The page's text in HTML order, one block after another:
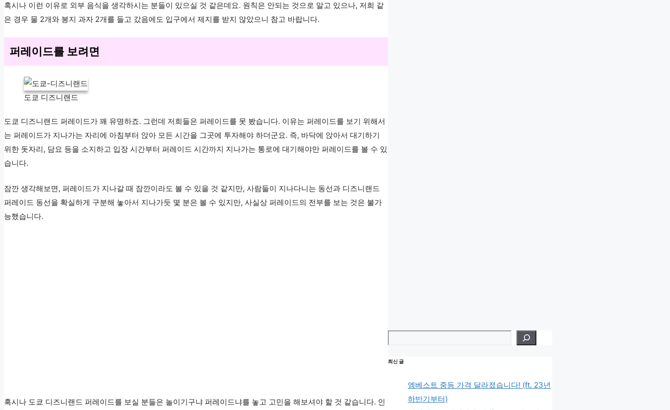
혹시나 이런 이유로 외부 음식을 생각하시는 분들이 있으실 것 같은데요. 원칙은 안되는 것으로 알고 있으나, 저희 같
은 경우 물 2개와 봉지 과자 2개를 들고 갔음에도 입구에서 제지를 받지 않았으니 참고 바랍니다.
퍼레이드를 보려면
도쿄 디즈니랜드
도쿄 디즈니랜드 퍼레이드가 꽤 유명하죠. 그런데 저희들은 퍼레이드를 못 봤습니다. 이유는 퍼레이드를 보기 위해서
는 퍼레이드가 지나가는 자리에 아침부터 앉아 모든 시간을 그곳에 투자해야 하더군요. 즉, 바닥에 앉아서 대기하기
위한 돗자리, 담요 등을 소지하고 입장 시간부터 퍼레이드 시간까지 지나가는 통로에 대기해야만 퍼레이드를 볼 수 있
습니다.
잠깐 생각해보면, 퍼레이드가 지나갈 때 잠깐이라도 볼 수 있을 것 같지만, 사람들이 지나다니는 동선과 디즈니랜드
퍼레이드 동선을 확실하게 구분해 놓아서 지나가듯 몇 분은 볼 수 있지만, 사실상 퍼레이드의 전부를 보는 것은 불가
능했습니다.
혹시나 도쿄 디즈니랜드 퍼레이드를 보실 분들은 놀이기구냐 퍼레이드냐를 놓고 고민을 해보셔야 할 것 같습니다. 인
최신 글
엠베스트 중등 가격 달라졌습니다! (ft. 23년
하반기부터)